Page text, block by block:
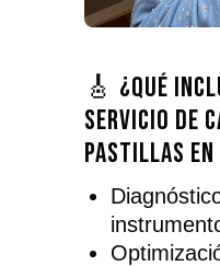
🎸 ¿Qué
servicio de
pastillas en